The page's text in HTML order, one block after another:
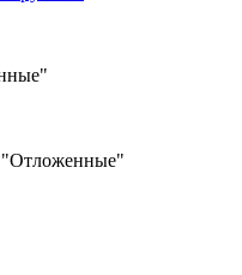
"Отложенные"